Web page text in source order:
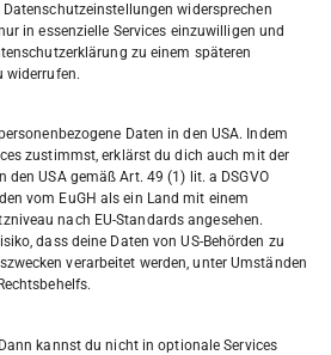
widersprechen
in essenzielle Services einzuwilligen und
zu einem späteren
widerrufen.
Daten in den USA. Indem
zustimmst, erklärst du dich auch mit der
den USA gemäß Art. 49 (1) lit. a DSGVO
vom EuGH als ein Land mit einem
nach EU-Standards angesehen.
dass deine Daten von US-Behörden zu
verarbeitet werden, unter Umständen
kannst du nicht in optionale Services
166
Land Berlin